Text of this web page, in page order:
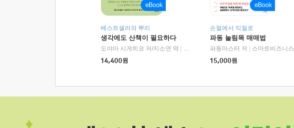
베스트셀러의 뿌리
생각에도 산책이 필요하다
도야마 시게히코 저/지소연 역
알에이치코리아(RHK)
14,400원
손절에서 익절로
파동 눌림목 매매법
파동마스터 저
스마트비즈니스
15,000원